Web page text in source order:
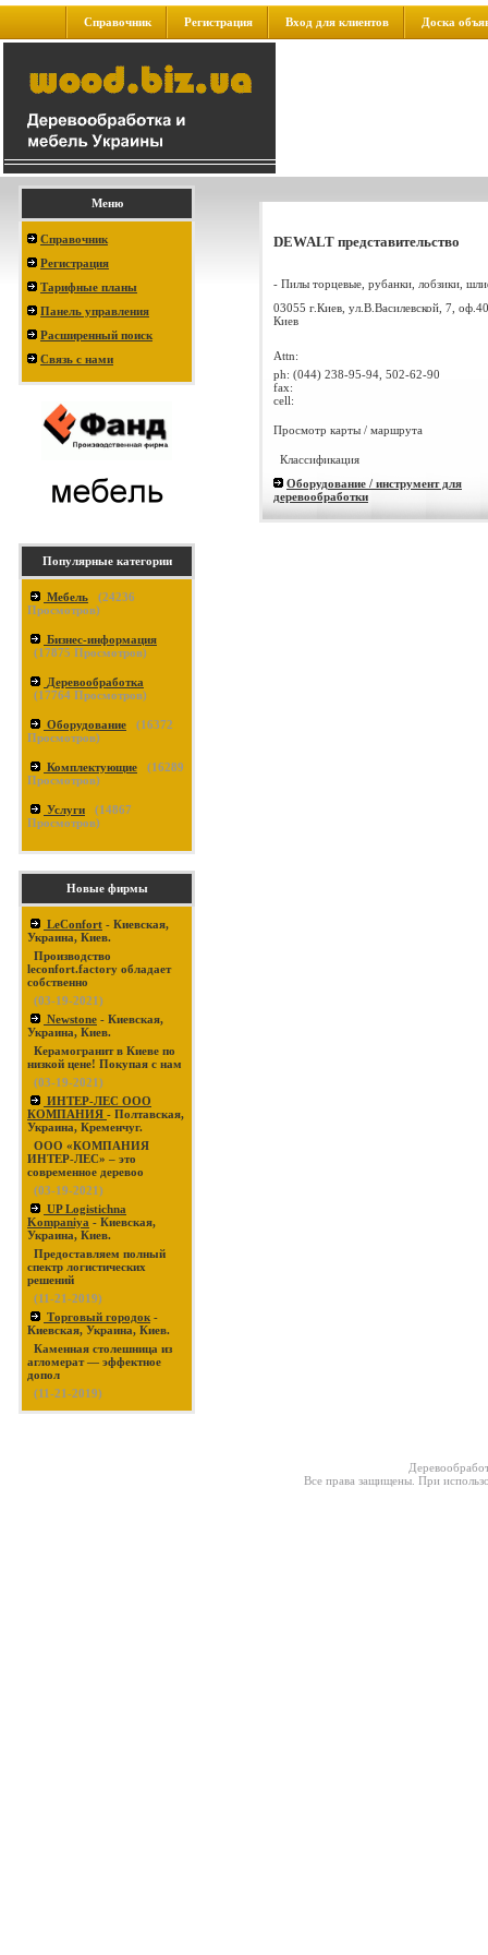
Справочник Регистрация Вход для клиентов Доска
Меню
Справочник
Регистрация
Тарифные планы
Панель управления
Расширенный поиск
Связь с нами
Популярные категории
Мебель (24236
Просмотров)
Бизнес-информация
(17875 Просмотров)
Деревообработка
(17764 Просмотров)
Оборудование (16372
Просмотров)
Комплектующие (16289
Просмотров)
Услуги (14867
Просмотров)
Новые фирмы
LeConfort - Киевская,
Украина, Киев.
Производство
leconfort.factory обладает
собственно
(03-19-2021)
Newstone - Киевская,
Украина, Киев.
Керамогранит в Киеве по
низкой цене! Покупая с нам
(03-19-2021)
ИНТЕР-ЛЕС ООО
КОМПАНИЯ - Полтавская,
Украина, Кременчуг.
ООО «КОМПАНИЯ
ИНТЕР-ЛЕС» – это
современное деревоо
(03-19-2021)
UP Logistichna
Kompaniya - Киевская,
Украина, Киев.
Предоставляем полный
спектр логистических
решений
(11-21-2019)
Торговый городок -
Киевская, Украина, Киев.
Каменная столешница из
агломерат — эффектное
допол
(11-21-2019)
DEWALT представительство
- Пилы торцевые, рубанки, лобзики,
03055 г.Киев, ул.В.Василевской, 7,
Киев
Attn:
ph: (044) 238-95-94, 502-62-90
fax:
cell:
Просмотр карты / маршрута
Классификация
Оборудование / инструмент для
деревообработки
Все права защищены. При